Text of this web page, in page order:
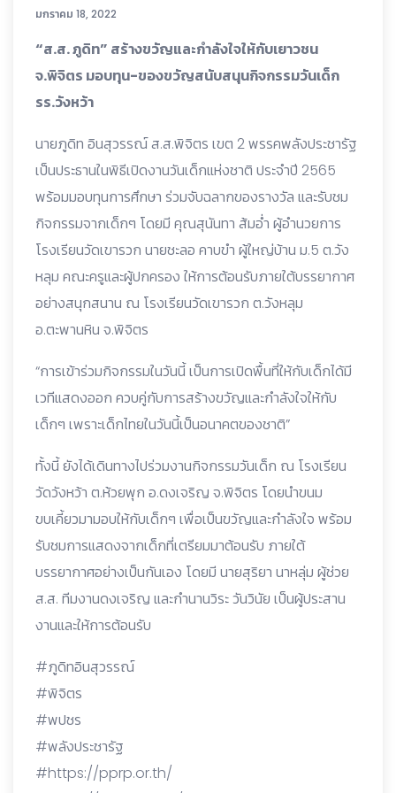
มกราคม 18, 2022
“ส.ส. ภูดิท” สร้างขวัญและกำลังใจให้กับเยาวชน
จ.พิจิตร มอบทุน-ของขวัญสนับสนุนกิจกรรมวันเด็ก
รร.วังหว้า
นายภูดิท อินสุวรรณ์ ส.ส.พิจิตร เขต 2 พรรคพลังประชารัฐ
เป็นประธานในพิธีเปิดงานวันเด็กแห่งชาติ ประจำปี 2565
พร้อมมอบทุนการศึกษา ร่วมจับฉลากของรางวัล และรับชม
กิจกรรมจากเด็กๆ โดยมี คุณสุนันทา ส้มอ่ำ ผู้อำนวยการ
โรงเรียนวัดเขารวก นายชะลอ คาบขำ ผู้ใหญ่บ้าน ม.5 ต.วัง
หลุม คณะครูและผู้ปกครอง ให้การต้อนรับภายใต้บรรยากาศ
อย่างสนุกสนาน ณ โรงเรียนวัดเขารวก ต.วังหลุม
อ.ตะพานหิน จ.พิจิตร
“การเข้าร่วมกิจกรรมในวันนี้ เป็นการเปิดพื้นที่ให้กับเด็กได้มี
เวทีแสดงออก ควบคู่กับการสร้างขวัญและกำลังใจให้กับ
เด็กๆ เพราะเด็กไทยในวันนี้เป็นอนาคตของชาติ”
ทั้งนี้ ยังได้เดินทางไปร่วมงานกิจกรรมวันเด็ก ณ โรงเรียน
วัดวังหว้า ต.ห้วยพุก อ.ดงเจริญ จ.พิจิตร โดยนำขนม
ขบเคี้ยวมามอบให้กับเด็กๆ เพื่อเป็นขวัญและกำลังใจ พร้อม
รับชมการแสดงจากเด็กที่เตรียมมาต้อนรับ ภายใต้
บรรยากาศอย่างเป็นกันเอง โดยมี นายสุริยา นาหลุ่ม ผู้ช่วย
ส.ส. ทีมงานดงเจริญ และกำนานวิระ วันวินัย เป็นผู้ประสาน
งานและให้การต้อนรับ
#ภูดิทอินสุวรรณ์
#พิจิตร
#พปชร
#พลังประชารัฐ
#https://pprp.or.th/